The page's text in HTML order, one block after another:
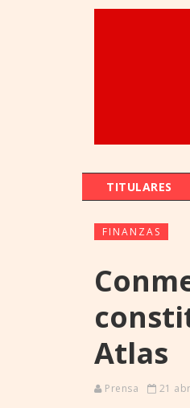
TITULARES
FINANZAS
Atlas
Prensa 21